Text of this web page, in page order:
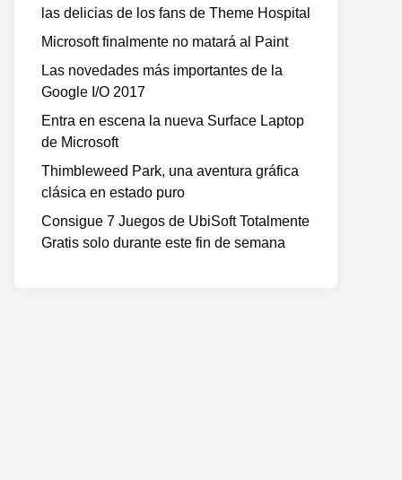
las delicias de los fans de Theme Hospital
Microsoft finalmente no matará al Paint
Las novedades más importantes de la
Google I/O 2017
Entra en escena la nueva Surface Laptop
de Microsoft
Thimbleweed Park, una aventura gráfica
clásica en estado puro
Consigue 7 Juegos de UbiSoft Totalmente
Gratis solo durante este fin de semana